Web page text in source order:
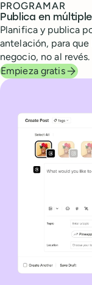
PROGRAMAR
Publica en
Planifica y publica
antelación, para que
negocio, no al revés.
Empieza gratis